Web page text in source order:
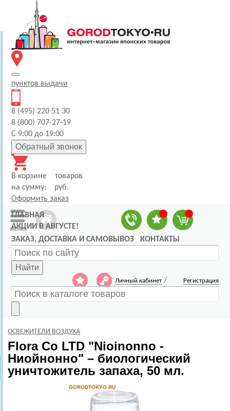
пунктов выдачи
8 (495) 220 51 30
8 (800) 707-27-19
С 9:00 до 19:00
Обратный звонок
В корзине
товаров
на сумму:
руб.
Оформить заказ
ГЛАВНАЯ
АКЦИИ В АВГУСТЕ!
ЗАКАЗ, ДОСТАВКА И САМОВЫВОЗ
КОНТАКТЫ
Найти
Личный кабинет / Регистрация
ОСВЕЖИТЕЛИ ВОЗДУХА
Flora Co LTD "Nioinonno -
Ниойнонно" – биологический
уничтожитель запаха, 50 мл.